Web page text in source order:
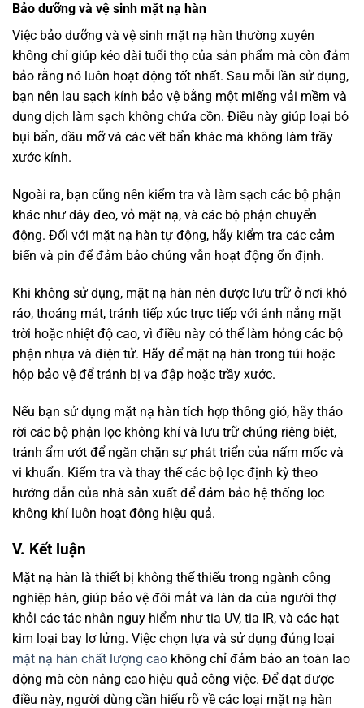
Bảo dưỡng và vệ sinh mặt nạ hàn
Việc bảo dưỡng và vệ sinh mặt nạ hàn thường xuyên
không chỉ giúp kéo dài tuổi thọ của sản phẩm mà còn đảm
bảo rằng nó luôn hoạt động tốt nhất. Sau mỗi lần sử dụng,
bạn nên lau sạch kính bảo vệ bằng một miếng vải mềm và
dung dịch làm sạch không chứa cồn. Điều này giúp loại bỏ
bụi bẩn, dầu mỡ và các vết bẩn khác mà không làm trầy
xước kính.
Ngoài ra, bạn cũng nên kiểm tra và làm sạch các bộ phận
khác như dây đeo, vỏ mặt nạ, và các bộ phận chuyển
động. Đối với mặt nạ hàn tự động, hãy kiểm tra các cảm
biến và pin để đảm bảo chúng vẫn hoạt động ổn định.
Khi không sử dụng, mặt nạ hàn nên được lưu trữ ở nơi khô
ráo, thoáng mát, tránh tiếp xúc trực tiếp với ánh nắng mặt
trời hoặc nhiệt độ cao, vì điều này có thể làm hỏng các bộ
phận nhựa và điện tử. Hãy để mặt nạ hàn trong túi hoặc
hộp bảo vệ để tránh bị va đập hoặc trầy xước.
Nếu bạn sử dụng mặt nạ hàn tích hợp thông gió, hãy tháo
rời các bộ phận lọc không khí và lưu trữ chúng riêng biệt,
tránh ẩm ướt để ngăn chặn sự phát triển của nấm mốc và
vi khuẩn. Kiểm tra và thay thế các bộ lọc định kỳ theo
hướng dẫn của nhà sản xuất để đảm bảo hệ thống lọc
không khí luôn hoạt động hiệu quả.
V. Kết luận
Mặt nạ hàn là thiết bị không thể thiếu trong ngành công
nghiệp hàn, giúp bảo vệ đôi mắt và làn da của người thợ
khỏi các tác nhân nguy hiểm như tia UV, tia IR, và các hạt
kim loại bay lơ lửng. Việc chọn lựa và sử dụng đúng loại
mặt nạ hàn chất lượng cao không chỉ đảm bảo an toàn lao
động mà còn nâng cao hiệu quả công việc. Để đạt được
điều này, người dùng cần hiểu rõ về các loại mặt nạ hàn